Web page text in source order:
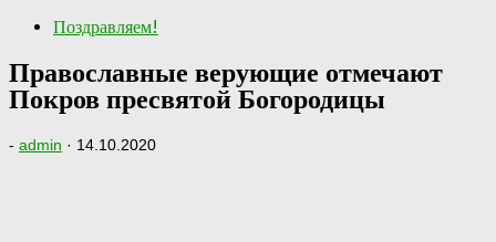
Поздравляем!
Православные верующие отмечают
Покров пресвятой Богородицы
- admin · 14.10.2020